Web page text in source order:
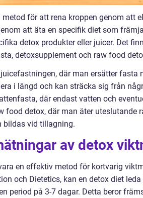
metod för att rena kroppen genom att
att äta en specifik diet som
detox produkter eller juicer. Det
detoxsupplement och raw food
där man ersätter fasta
i längd och kan sträcka sig från
där endast vatten och
food detox, där man äter uteslutande
bildas vid tillagning.
av detox
en effektiv metod för kortvarig
och Dietetics, kan en detox diet
period på 3-7 dagar. Detta beror